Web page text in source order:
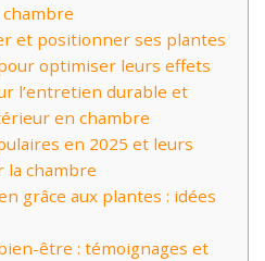
et positionner ses plantes
optimiser leurs effets
l’entretien durable et
en chambre
en 2025 et leurs
la chambre
grâce aux plantes : idées
être : témoignages et